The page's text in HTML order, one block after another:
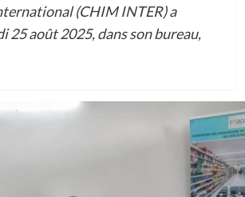
(CHIM INTER) a
25 août 2025, dans son bureau,